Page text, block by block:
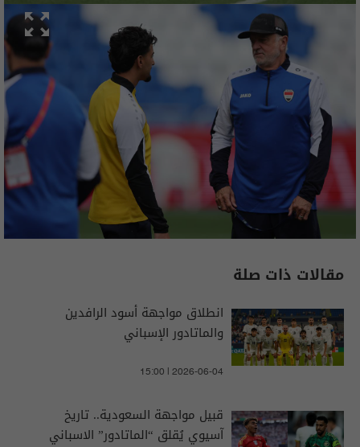
مقالات ذات صلة
انطلاق مواجهة أسود الرافدين
والماتادور الإسباني
15:00 | 2026-06-04
قبيل مواجهة السعودية.. تاريخ
آسيوي يُقلق “الماتادور” الاسباني